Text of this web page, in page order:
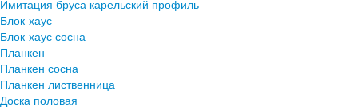
Имитация бруса карельский профиль
Блок-хаус
Блок-хаус сосна
Планкен
Планкен сосна
Планкен лиственница
Доска половая